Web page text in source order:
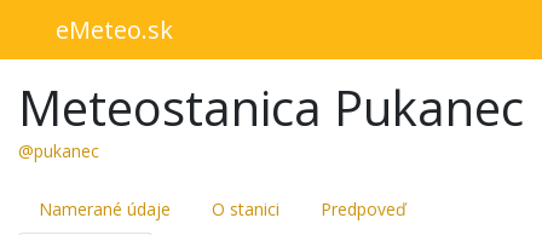
eMeteo.sk
Meteostanica Pukanec
@pukanec
Namerané údaje O stanici Predpoveď